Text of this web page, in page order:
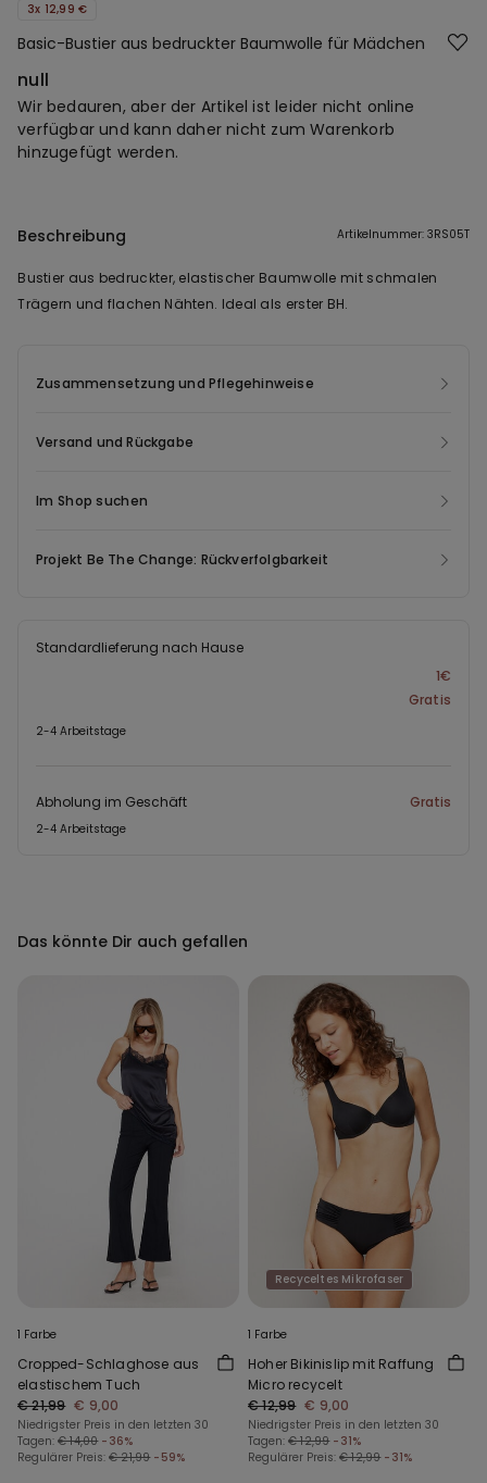
3x 12,99 €
Basic-Bustier aus bedruckter Baumwolle für Mädchen
null
Wir bedauren, aber der Artikel ist leider nicht online
verfügbar und kann daher nicht zum Warenkorb
hinzugefügt werden.
Beschreibung Artikelnummer: 3RS05T
Bustier aus bedruckter, elastischer Baumwolle mit schmalen
Trägern und flachen Nähten. Ideal als erster BH.
Zusammensetzung und Pflegehinweise
Versand und Rückgabe
Im Shop suchen
Projekt Be The Change: Rückverfolgbarkeit
Standardlieferung nach Hause
1€
Gratis
2-4 Arbeitstage
Abholung im Geschäft Gratis
2-4 Arbeitstage
Das könnte Dir auch gefallen
1 Farbe
Cropped-Schlaghose aus
elastischem Tuch
€ 21,99 € 9,00
Niedrigster Preis in den letzten 30
Tagen: € 14,00 -36%
Regulärer Preis: € 21,99 -59%
Recyceltes Mikrofaser
1 Farbe
Hoher Bikinislip mit Raffung
Micro recycelt
€ 12,99 € 9,00
Niedrigster Preis in den letzten 30
Tagen: € 12,99 -31%
Regulärer Preis: € 12,99 -31%